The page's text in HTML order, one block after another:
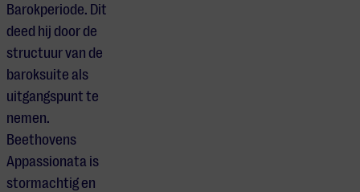
Barokperiode. Dit
deed hij door de
structuur van de
baroksuite als
uitgangspunt te
nemen.
Beethovens
Appassionata is
stormachtig en